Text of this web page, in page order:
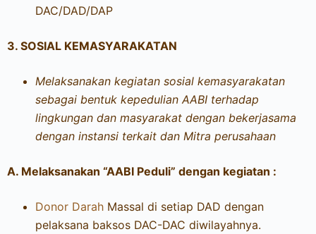
DAC/DAD/DAP
3. SOSIAL KEMASYARAKATAN
Melaksanakan kegiatan sosial kemasyarakatan
sebagai bentuk kepedulian AABI terhadap
lingkungan dan masyarakat dengan bekerjasama
dengan instansi terkait dan Mitra perusahaan
A. Melaksanakan “AABI Peduli” dengan kegiatan :
Donor Darah Massal di setiap DAD dengan
pelaksana baksos DAC-DAC diwilayahnya.